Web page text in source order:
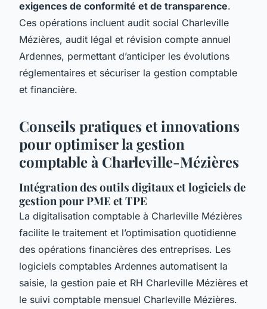
exigences de conformité et de transparence.
Ces opérations incluent audit social Charleville
Mézières, audit légal et révision compte annuel
Ardennes, permettant d’anticiper les évolutions
réglementaires et sécuriser la gestion comptable
et financière.
Conseils pratiques et innovations
pour optimiser la gestion
comptable à Charleville-Mézières
Intégration des outils digitaux et logiciels de
gestion pour PME et TPE
La digitalisation comptable à Charleville Mézières
facilite le traitement et l’optimisation quotidienne
des opérations financières des entreprises. Les
logiciels comptables Ardennes automatisent la
saisie, la gestion paie et RH Charleville Mézières et
le suivi comptable mensuel Charleville Mézières.